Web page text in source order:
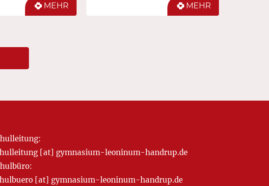
MEHR MEHR
[at] gymnasium-leoninum-handrup.de
[at] gymnasium-leoninum-handrup.de